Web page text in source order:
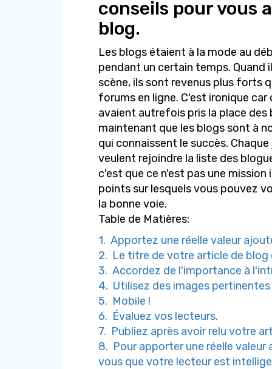
conseils pour vous
blog.
Les blogs étaient à la mode au
pendant un certain temps. Quand
scène, ils sont revenus plus forts
forums en ligne. C'est ironique
avaient autrefois pris la place des
maintenant que les blogs sont à
qui connaissent le succès.
veulent rejoindre la liste des
c'est que ce n'est pas une
points sur lesquels vous pouvez
la bonne voie.
Table de Matières:
1. Apportez une réelle valeur
2. Le titre de votre article de blog
3. Accordez de l'importance à
4. Utilisez des images
5. Mobile !
6. Évaluez vos lecteurs.
7. Publiez après avoir relu votre
8. Pour apporter une réelle
vous que votre lecteur est